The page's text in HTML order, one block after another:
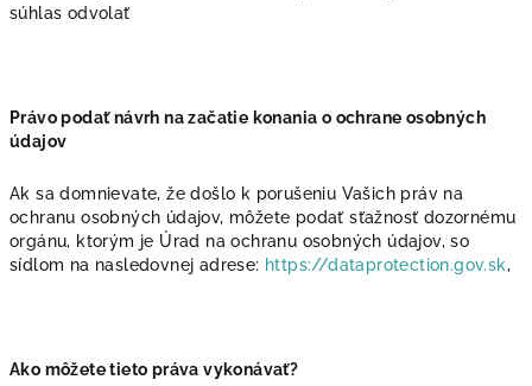
súhlas odvolať
Právo podať návrh na začatie konania o ochrane osobných
údajov
Ak sa domnievate, že došlo k porušeniu Vašich práv na
ochranu osobných údajov, môžete podať sťažnosť dozornému
orgánu, ktorým je Úrad na ochranu osobných údajov, so
sídlom na nasledovnej adrese: https://dataprotection.gov.sk,
Ako môžete tieto práva vykonávať?